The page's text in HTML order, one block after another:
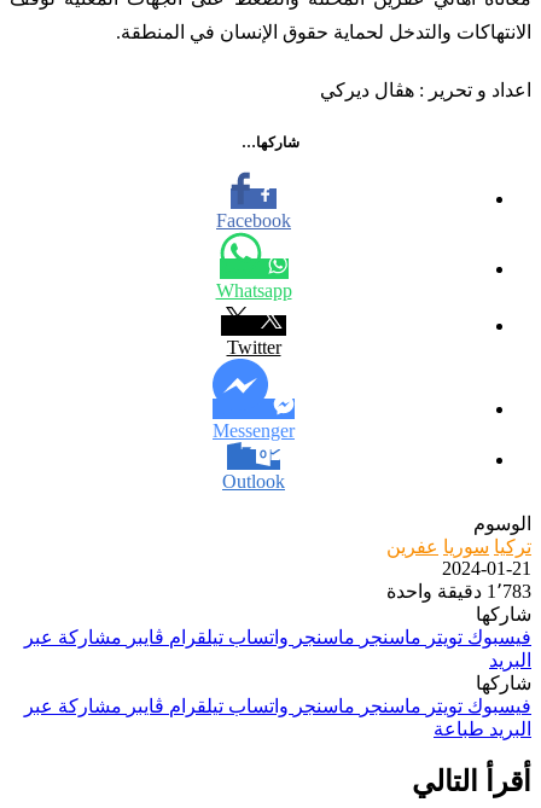
الانتهاكات والتدخل لحماية حقوق الإنسان في المنطقة.
اعداد و تحرير : هڤال ديركي
شاركها…
Facebook
Whatsapp
Twitter
Messenger
Outlook
الوسوم
تركيا سوريا عفرين
2024-01-21
1٬783 دقيقة واحدة
شاركها
فيسبوك تويتر ماسنجر ماسنجر واتساب تيلقرام ڤايبر مشاركة عبر
البريد
شاركها
فيسبوك تويتر ماسنجر ماسنجر واتساب تيلقرام ڤايبر مشاركة عبر
البريد طباعة
أقرأ التالي